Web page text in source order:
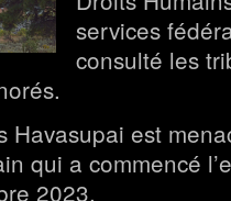
services
consulté les
Havasupai est
qui a commencé
2023.